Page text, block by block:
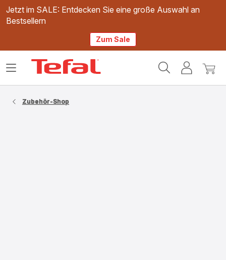
Jetzt im SALE: Entdecken Sie eine große Auswahl an
Bestsellern
Zum Sale
Mein
Mein
Das
Zubehör-Shop